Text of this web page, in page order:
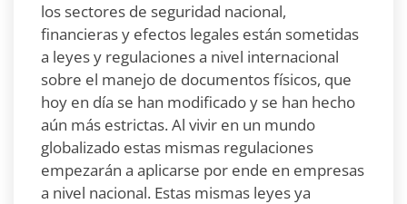
los sectores de seguridad nacional,
financieras y efectos legales están sometidas
a leyes y regulaciones a nivel internacional
sobre el manejo de documentos físicos, que
hoy en día se han modificado y se han hecho
aún más estrictas. Al vivir en un mundo
globalizado estas mismas regulaciones
empezarán a aplicarse por ende en empresas
a nivel nacional. Estas mismas leyes ya